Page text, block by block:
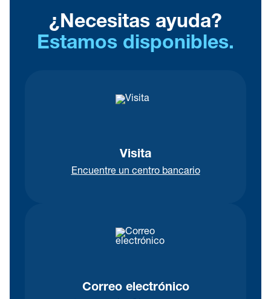
¿Necesitas ayuda?
Estamos disponibles.
Visita
Encuentre un centro bancario
Correo electrónico